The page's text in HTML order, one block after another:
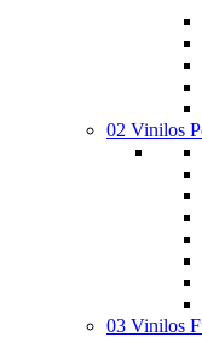
02 Vinilos
03 Vinilos